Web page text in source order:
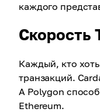
каждого
Скорость
Каждый, кто
транзакций.
А Polygon
Ethereum.